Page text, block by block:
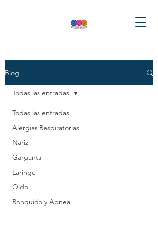
Blog
Todas las entradas
Alergias Respiratorias
Nariz
Garganta
Laringe
Oído
Ronquido y Apnea
Todas las entradas